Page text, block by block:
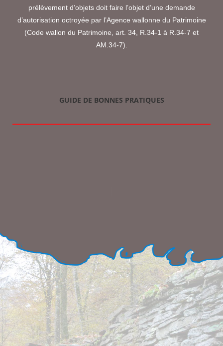
prélèvement d’objets doit faire l’objet d’une demande
d’autorisation octroyée par l’Agence wallonne du Patrimoine
(Code wallon du Patrimoine, art. 34, R.34-1 à R.34-7 et
AM.34-7).
GUIDE DE BONNES PRATIQUES